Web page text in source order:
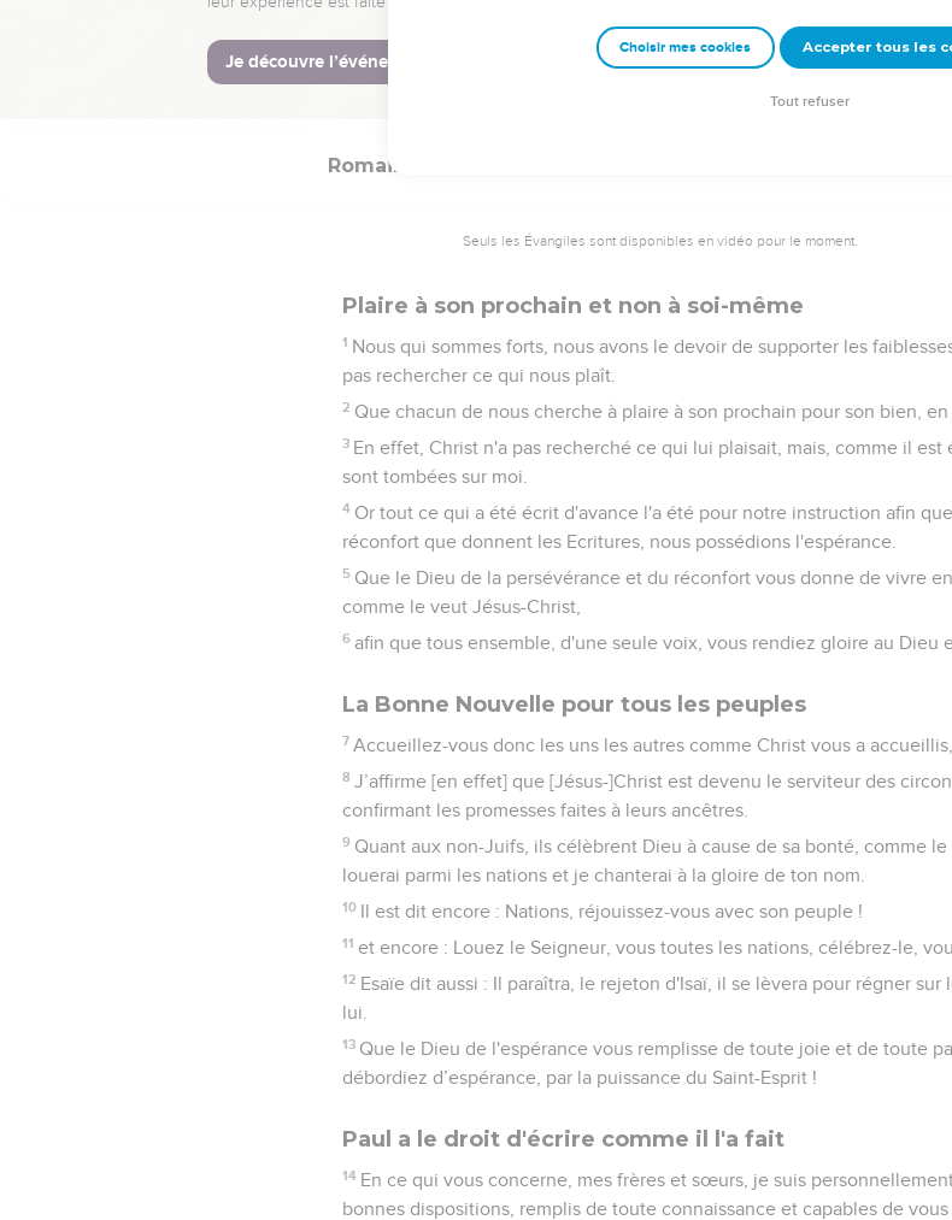
23 Mais celui qui a des doutes au sujet de ce qu'il mange est condamné,
conviction de foi. Tout ce qui ne provient pas d’une conviction de foi est
Romains
Seuls les Évangiles sont disponibles en vidéo pour le moment.
Plaire à son prochain et non à soi-même
1 Nous qui sommes forts, nous avons le devoir de supporter les
pas rechercher ce qui nous plaît.
2 Que chacun de nous cherche à plaire à son prochain pour son bien,
3 En effet, Christ n'a pas recherché ce qui lui plaisait, mais, comme il
sont tombées sur moi.
4 Or tout ce qui a été écrit d'avance l'a été pour notre instruction afin
réconfort que donnent les Ecritures, nous possédions l'espérance.
5 Que le Dieu de la persévérance et du réconfort vous donne de vivre
comme le veut Jésus-Christ,
6 afin que tous ensemble, d'une seule voix, vous rendiez gloire au Dieu
La Bonne Nouvelle pour tous les peuples
7 Accueillez-vous donc les uns les autres comme Christ vous a
8 J’affirme [en effet] que [Jésus-]Christ est devenu le serviteur des
confirmant les promesses faites à leurs ancêtres.
9 Quant aux non-Juifs, ils célèbrent Dieu à cause de sa bonté, comme
louerai parmi les nations et je chanterai à la gloire de ton nom.
10 Il est dit encore : Nations, réjouissez-vous avec son peuple !
11 et encore : Louez le Seigneur, vous toutes les nations, célébrez-le,
12 Esaïe dit aussi : Il paraîtra, le rejeton d'Isaï, il se lèvera pour régner
lui.
13 Que le Dieu de l'espérance vous remplisse de toute joie et de toute
débordiez d’espérance, par la puissance du Saint-Esprit !
Paul a le droit d'écrire comme il l'a fait
14 En ce qui vous concerne, mes frères et sœurs, je suis
bonnes dispositions, remplis de toute connaissance et capables de vous
Choisir mes cookies Accepter tous les
Tout refuser